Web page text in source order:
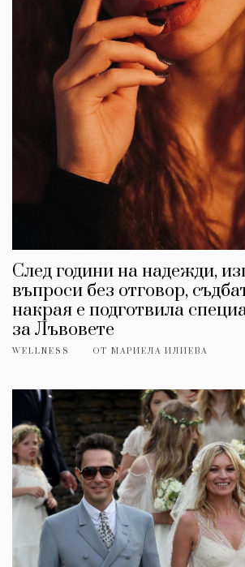
След години на надежди,
въпроси без отговор,
накрая е подготвила
за Лъвовете
WELLNESS ОТ МАРИЕЛА ИЛИЕВА